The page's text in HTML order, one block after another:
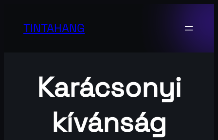
tartalomhoz
TINTAHANG
Karácsonyi
kívánság